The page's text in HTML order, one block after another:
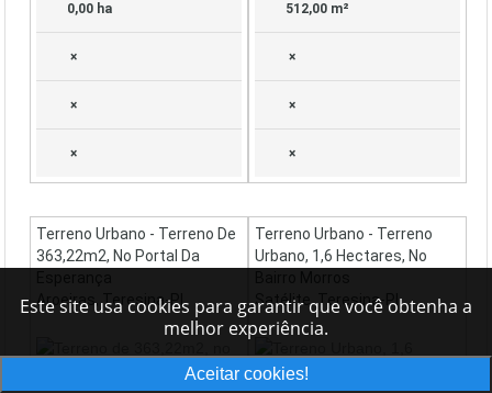
0,00 ha
×
×
×
512,00 m²
×
×
×
Terreno Urbano - Terreno De
363,22m2, No Portal Da
Aroeiras, Teresina-PI
Terreno Urbano - Terreno
Urbano, 1,6 Hectares, No
Satélite, Teresina-PI
Este site usa cookies para garantir que você obtenha a
melhor experiência.
Aceitar cookies!